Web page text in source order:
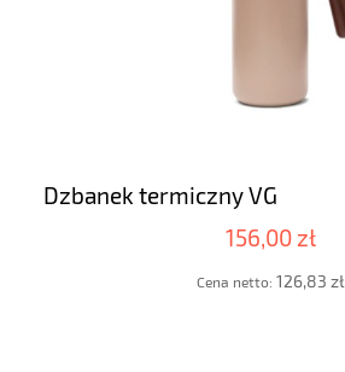
Dzbanek termiczny VG
156,00 zł
Cena netto: 126,83 zł